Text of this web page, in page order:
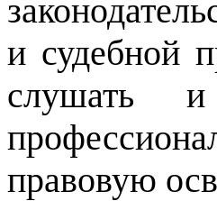
и судебной
слушать и
правовую